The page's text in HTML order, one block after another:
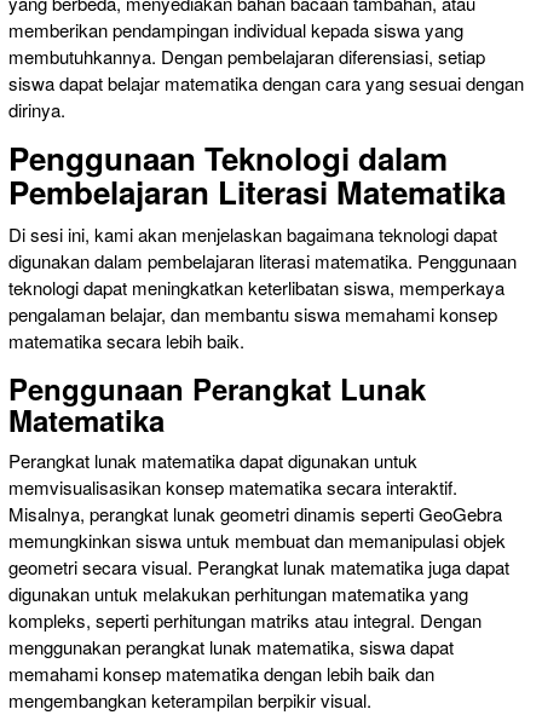
memberikan pendampingan individual kepada siswa yang
membutuhkannya. Dengan pembelajaran diferensiasi, setiap
siswa dapat belajar matematika dengan cara yang sesuai dengan
dirinya.
Penggunaan Teknologi dalam
Pembelajaran Literasi Matematika
Di sesi ini, kami akan menjelaskan bagaimana teknologi dapat
digunakan dalam pembelajaran literasi matematika. Penggunaan
teknologi dapat meningkatkan keterlibatan siswa, memperkaya
pengalaman belajar, dan membantu siswa memahami konsep
matematika secara lebih baik.
Penggunaan Perangkat Lunak
Matematika
Perangkat lunak matematika dapat digunakan untuk
memvisualisasikan konsep matematika secara interaktif.
Misalnya, perangkat lunak geometri dinamis seperti GeoGebra
memungkinkan siswa untuk membuat dan memanipulasi objek
geometri secara visual. Perangkat lunak matematika juga dapat
digunakan untuk melakukan perhitungan matematika yang
kompleks, seperti perhitungan matriks atau integral. Dengan
menggunakan perangkat lunak matematika, siswa dapat
memahami konsep matematika dengan lebih baik dan
mengembangkan keterampilan berpikir visual.